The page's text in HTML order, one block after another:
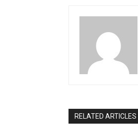
RELATED ARTICLES